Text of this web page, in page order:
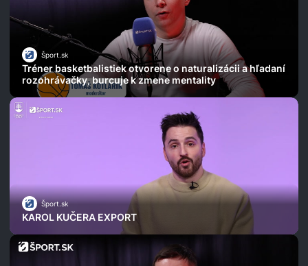
Šport.sk
Tréner basketbalistiek otvorene o naturalizácii a hľadaní
rozohrávačky, burcuje k zmene mentality
Šport.sk
KAROL KUČERA EXPORT